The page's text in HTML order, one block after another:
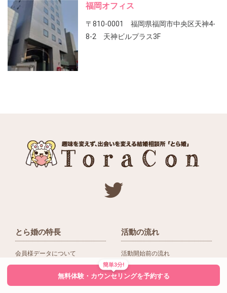
福岡オフィス
〒810-0001 福岡県福岡市中央区天神4-
8-2 天神ビルプラス3F
とら婚の特長
会員様データについて
活動の流れ
活動開始前の流れ
入会後の活動の流れ
簡単3分!
無料体験・カウンセリングを予約する